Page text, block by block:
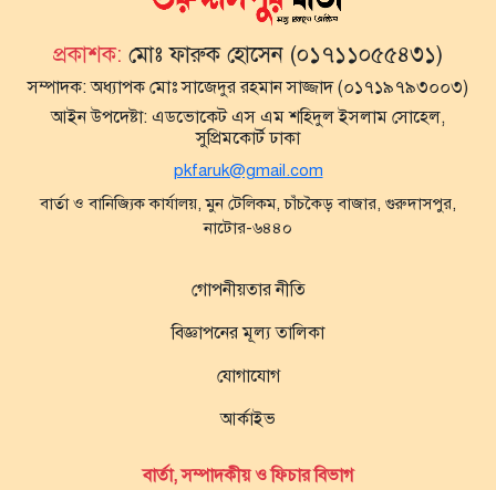
প্রকাশক: মোঃ ফারুক হোসেন (০১৭১১০৫৫৪৩১)
সম্পাদক:অধ্যাপক মোঃ সাজেদুর রহমান সাজ্জাদ (০১৭১৯৭৯৩০০৩)
আইন উপদেষ্টা: এডভোকেট এস এম শহিদুল ইসলাম সোহেল,
সুপ্রিমকোর্ট ঢাকা
pkfaruk@gmail.com
বার্তা ও বানিজ্যিক কার্যালয়, মুন টেলিকম, চাঁচকৈড় বাজার, গুরুদাসপুর,
নাটোর-৬৪৪০
গোপনীয়তার নীতি
বিজ্ঞাপনের মূল্য তালিকা
যোগাযোগ
আর্কাইভ
বার্তা, সম্পাদকীয় ও ফিচার বিভাগ